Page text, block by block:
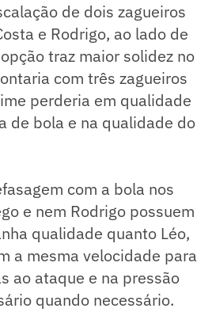
de dois zagueiros
e Rodrigo, ao lado de
traz maior solidez no
com três zagueiros
perderia em qualidade
de bola e na qualidade do
com a bola nos
e nem Rodrigo possuem
qualidade quanto Léo,
a mesma velocidade para
ao ataque e na pressão
quando necessário.